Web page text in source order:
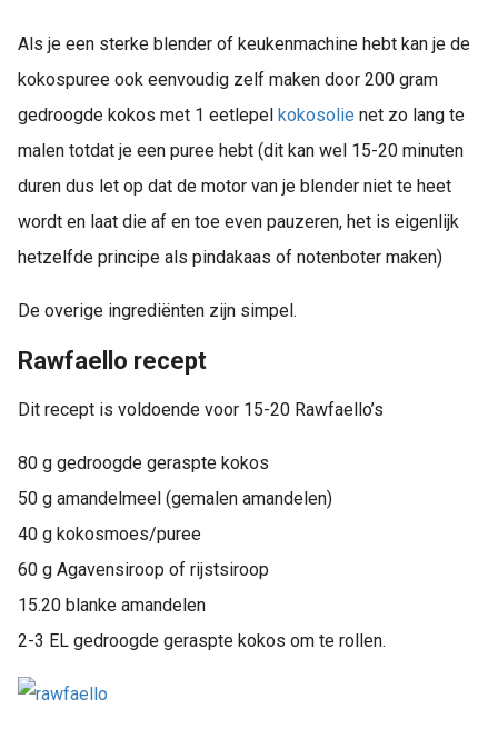
Als je een sterke blender of keukenmachine hebt kan je de
kokospuree ook eenvoudig zelf maken door 200 gram
gedroogde kokos met 1 eetlepel kokosolie net zo lang te
malen totdat je een puree hebt (dit kan wel 15-20 minuten
duren dus let op dat de motor van je blender niet te heet
wordt en laat die af en toe even pauzeren, het is eigenlijk
hetzelfde principe als pindakaas of notenboter maken)
De overige ingrediënten zijn simpel.
Rawfaello recept
Dit recept is voldoende voor 15-20 Rawfaello’s
80 g gedroogde geraspte kokos
50 g amandelmeel (gemalen amandelen)
40 g kokosmoes/puree
60 g Agavensiroop of rijstsiroop
15.20 blanke amandelen
2-3 EL gedroogde geraspte kokos om te rollen.